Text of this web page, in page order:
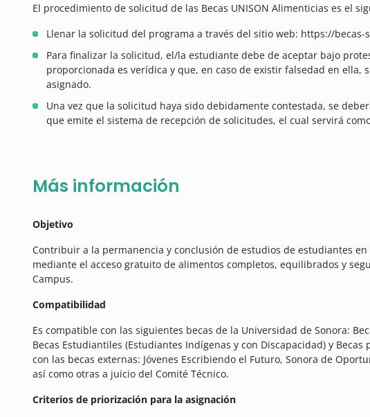
El procedimiento de solicitud de las Becas UNISON Alimenticias es el
Llenar la solicitud del programa a través del sitio web: https://becas-
Para finalizar la solicitud, el/la estudiante debe de aceptar bajo
proporcionada es verídica y que, en caso de existir falsedad en ella,
asignado.
Una vez que la solicitud haya sido debidamente contestada, se
que emite el sistema de recepción de solicitudes, el cual servirá
Más información
Objetivo
Contribuir a la permanencia y conclusión de estudios de estudiantes en
mediante el acceso gratuito de alimentos completos, equilibrados y
Campus.
Compatibilidad
Es compatible con las siguientes becas de la Universidad de Sonora:
Becas Estudiantiles (Estudiantes Indígenas y con Discapacidad) y
con las becas externas: Jóvenes Escribiendo el Futuro, Sonora de
así como otras a juicio del Comité Técnico.
Criterios de priorización para la asignación